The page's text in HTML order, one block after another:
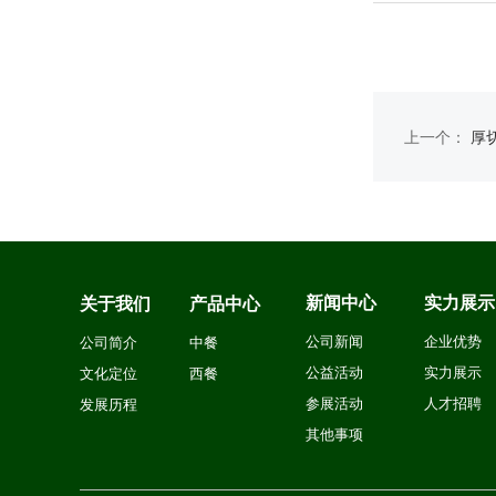
上一个： 厚
关于我们
公司简介
文化定位
发展历程
产品中心
中餐
西餐
新闻中心
公司新闻
公益活动
参展活动
其他事项
实力展示
企业优势
实力展示
人才招聘